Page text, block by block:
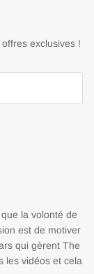
exclusives !
la volonté de
est de motiver
qui gèrent The
les vidéos et cela